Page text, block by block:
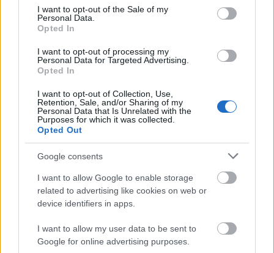
consent section.
I want to opt-out of the Sale of my
Personal Data.
Opted In
I want to opt-out of processing my
Personal Data for Targeted Advertising.
Opted In
I want to opt-out of Collection, Use,
Retention, Sale, and/or Sharing of my
Personal Data that Is Unrelated with the
Purposes for which it was collected.
Opted Out
Google consents
I want to allow Google to enable storage
related to advertising like cookies on web or
device identifiers in apps.
I want to allow my user data to be sent to
Google for online advertising purposes.